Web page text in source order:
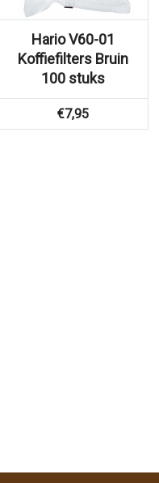
Hario V60-01
Koffiefilters Bruin
100 stuks
€7,95